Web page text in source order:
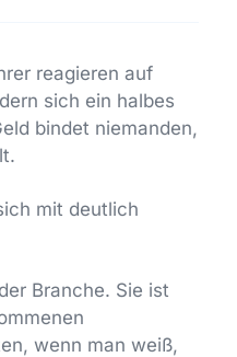
reagieren auf
sich ein halbes
bindet niemanden,
mit deutlich
Branche. Sie ist
wenn man weiß,